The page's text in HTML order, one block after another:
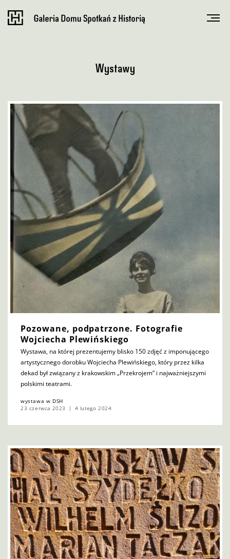
Wystawy
Pozowane, podpatrzone. Fotografie
Wojciecha Plewińskiego
Wystawa, na której prezentujemy blisko 150 zdjęć z imponującego
artystycznego dorobku Wojciecha Plewińskiego, który przez kilka
dekad był związany z krakowskim „Przekrojem” i najważniejszymi
polskimi teatrami.
wystawa w DSH
23 czerwca 2023
4 lutego 2024